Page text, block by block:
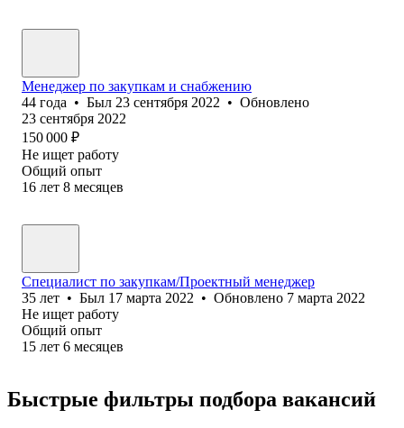
Менеджер по закупкам и снабжению
44 года • Был 23 сентября 2022 • Обновлено
23 сентября 2022
150 000 ₽
Не ищет работу
Общий опыт
16 лет 8 месяцев
Специалист по закупкам/Проектный менеджер
35 лет • Был 17 марта 2022 • Обновлено 7 марта 2022
Не ищет работу
Общий опыт
15 лет 6 месяцев
Быстрые фильтры подбора вакансий